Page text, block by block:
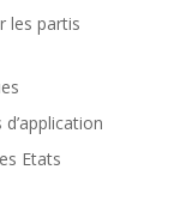
les partis
Etats